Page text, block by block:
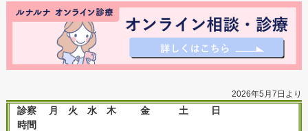
2026年5月7日より
診察
時間
月 火 水 木 金 土 日